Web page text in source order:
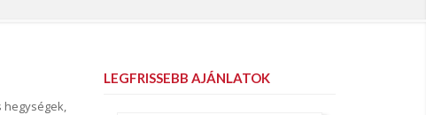
hegységek,
LEGFRISSEBB AJÁNLATOK